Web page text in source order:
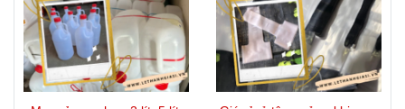
cơm văn phòng, cơm mang
đi và suất ăn công nghiệp
khiến yêu cầu về bao bì
ngày càng khắt khe. Không
chỉ cần đảm bảo vệ sinh
Nĩa nhựa giá sỉ nhập trực
tiếp từ xưởng sản xuất